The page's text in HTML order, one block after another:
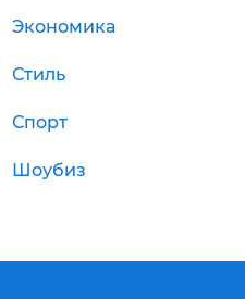
Экономика
Стиль
Спорт
Шоубиз